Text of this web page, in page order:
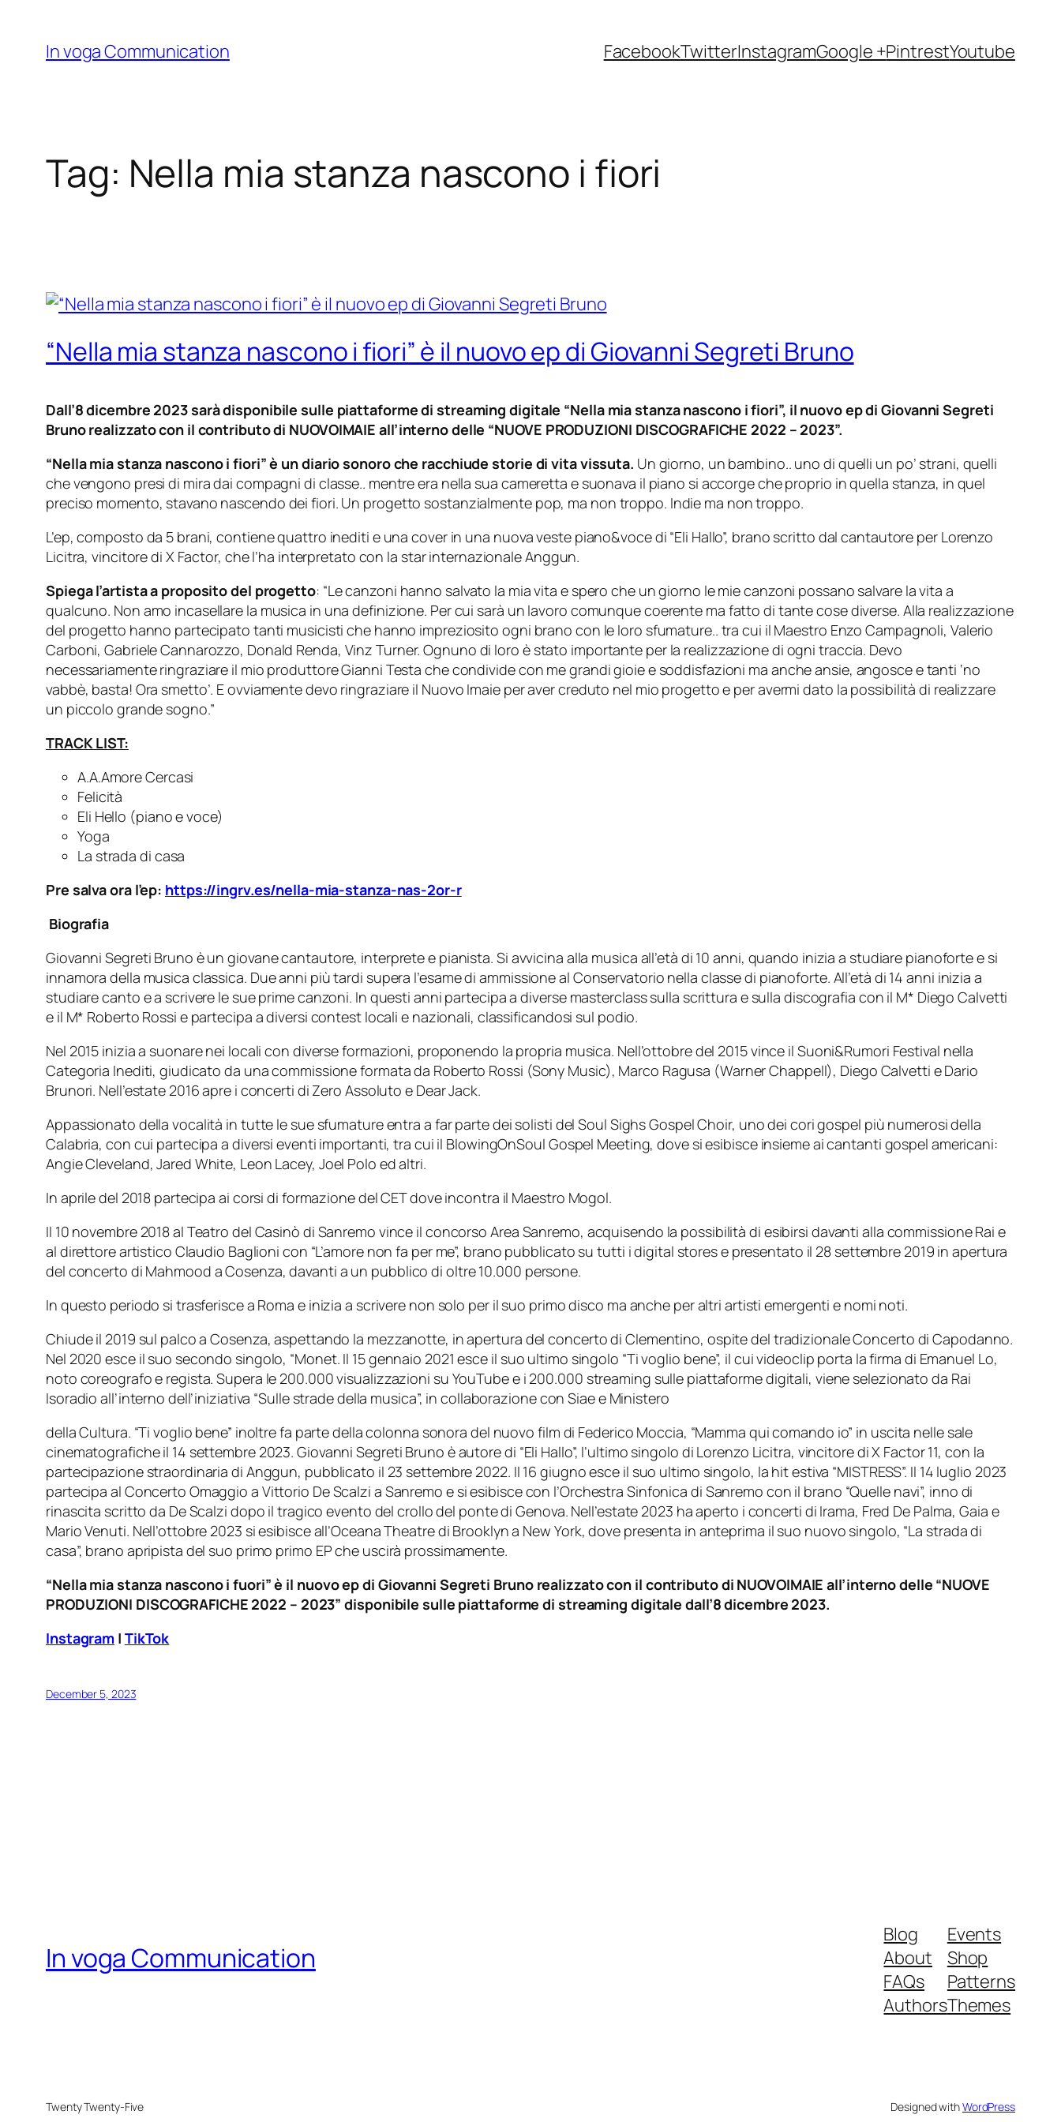
content
In voga Communication FacebookTwitterInstagramGoogle +PintrestYoutube
Tag: Nella mia stanza nascono i fiori
“Nella mia stanza nascono i fiori” è il nuovo ep di Giovanni Segreti Bruno
Dall’8 dicembre 2023 sarà disponibile sulle piattaforme di streaming digitale “Nella mia stanza nascono i fiori”, il nuovo ep di Giovanni Segreti
Bruno realizzato con il contributo di NUOVOIMAIE all’interno delle “NUOVE PRODUZIONI DISCOGRAFICHE 2022 – 2023”.
“Nella mia stanza nascono i fiori” è un diario sonoro che racchiude storie di vita vissuta. Un giorno, un bambino.. uno di quelli un po’ strani, quelli
che vengono presi di mira dai compagni di classe.. mentre era nella sua cameretta e suonava il piano si accorge che proprio in quella stanza, in quel
preciso momento, stavano nascendo dei fiori. Un progetto sostanzialmente pop, ma non troppo. Indie ma non troppo.
L’ep, composto da 5 brani, contiene quattro inediti e una cover in una nuova veste piano&voce di “Eli Hallo”, brano scritto dal cantautore per Lorenzo
Licitra, vincitore di X Factor, che l’ha interpretato con la star internazionale Anggun.
Spiega l’artista a proposito del progetto: “Le canzoni hanno salvato la mia vita e spero che un giorno le mie canzoni possano salvare la vita a
qualcuno. Non amo incasellare la musica in una definizione. Per cui sarà un lavoro comunque coerente ma fatto di tante cose diverse. Alla realizzazione
del progetto hanno partecipato tanti musicisti che hanno impreziosito ogni brano con le loro sfumature.. tra cui il Maestro Enzo Campagnoli, Valerio
Carboni, Gabriele Cannarozzo, Donald Renda, Vinz Turner. Ognuno di loro è stato importante per la realizzazione di ogni traccia. Devo
necessariamente ringraziare il mio produttore Gianni Testa che condivide con me grandi gioie e soddisfazioni ma anche ansie, angosce e tanti ‘no
vabbè, basta! Ora smetto’. E ovviamente devo ringraziare il Nuovo Imaie per aver creduto nel mio progetto e per avermi dato la possibilità di realizzare
un piccolo grande sogno.”
TRACK LIST:
A.A.Amore Cercasi
Felicità
Eli Hello (piano e voce)
Yoga
La strada di casa
Pre salva ora l’ep: https://ingrv.es/nella-mia-stanza-nas-2or-r
Biografia
Giovanni Segreti Bruno è un giovane cantautore, interprete e pianista. Si avvicina alla musica all’età di 10 anni, quando inizia a studiare pianoforte e si
innamora della musica classica. Due anni più tardi supera l’esame di ammissione al Conservatorio nella classe di pianoforte. All’età di 14 anni inizia a
studiare canto e a scrivere le sue prime canzoni. In questi anni partecipa a diverse masterclass sulla scrittura e sulla discografia con il M* Diego Calvetti
e il M* Roberto Rossi e partecipa a diversi contest locali e nazionali, classificandosi sul podio.
Nel 2015 inizia a suonare nei locali con diverse formazioni, proponendo la propria musica. Nell’ottobre del 2015 vince il Suoni&Rumori Festival nella
Categoria Inediti, giudicato da una commissione formata da Roberto Rossi (Sony Music), Marco Ragusa (Warner Chappell), Diego Calvetti e Dario
Brunori. Nell’estate 2016 apre i concerti di Zero Assoluto e Dear Jack.
Appassionato della vocalità in tutte le sue sfumature entra a far parte dei solisti del Soul Sighs Gospel Choir, uno dei cori gospel più numerosi della
Calabria, con cui partecipa a diversi eventi importanti, tra cui il BlowingOnSoul Gospel Meeting, dove si esibisce insieme ai cantanti gospel americani:
Angie Cleveland, Jared White, Leon Lacey, Joel Polo ed altri.
In aprile del 2018 partecipa ai corsi di formazione del CET dove incontra il Maestro Mogol.
Il 10 novembre 2018 al Teatro del Casinò di Sanremo vince il concorso Area Sanremo, acquisendo la possibilità di esibirsi davanti alla commissione Rai e
al direttore artistico Claudio Baglioni con “L’amore non fa per me”, brano pubblicato su tutti i digital stores e presentato il 28 settembre 2019 in apertura
del concerto di Mahmood a Cosenza, davanti a un pubblico di oltre 10.000 persone.
In questo periodo si trasferisce a Roma e inizia a scrivere non solo per il suo primo disco ma anche per altri artisti emergenti e nomi noti.
Chiude il 2019 sul palco a Cosenza, aspettando la mezzanotte, in apertura del concerto di Clementino, ospite del tradizionale Concerto di Capodanno.
Nel 2020 esce il suo secondo singolo, “Monet. Il 15 gennaio 2021 esce il suo ultimo singolo “Ti voglio bene”, il cui videoclip porta la firma di Emanuel Lo,
noto coreografo e regista. Supera le 200.000 visualizzazioni su YouTube e i 200.000 streaming sulle piattaforme digitali, viene selezionato da Rai
Isoradio all’interno dell’iniziativa “Sulle strade della musica”, in collaborazione con Siae e Ministero
della Cultura. “Ti voglio bene” inoltre fa parte della colonna sonora del nuovo film di Federico Moccia, “Mamma qui comando io” in uscita nelle sale
cinematografiche il 14 settembre 2023. Giovanni Segreti Bruno è autore di “Eli Hallo”, l’ultimo singolo di Lorenzo Licitra, vincitore di X Factor 11, con la
partecipazione straordinaria di Anggun, pubblicato il 23 settembre 2022. Il 16 giugno esce il suo ultimo singolo, la hit estiva “MISTRESS”. Il 14 luglio 2023
partecipa al Concerto Omaggio a Vittorio De Scalzi a Sanremo e si esibisce con l’Orchestra Sinfonica di Sanremo con il brano “Quelle navi”, inno di
rinascita scritto da De Scalzi dopo il tragico evento del crollo del ponte di Genova. Nell’estate 2023 ha aperto i concerti di Irama, Fred De Palma, Gaia e
Mario Venuti. Nell’ottobre 2023 si esibisce all’Oceana Theatre di Brooklyn a New York, dove presenta in anteprima il suo nuovo singolo, “La strada di
casa”, brano apripista del suo primo primo EP che uscirà prossimamente.
“Nella mia stanza nascono i fuori” è il nuovo ep di Giovanni Segreti Bruno realizzato con il contributo di NUOVOIMAIE all’interno delle “NUOVE
PRODUZIONI DISCOGRAFICHE 2022 – 2023”disponibile sulle piattaforme di streaming digitale dall’8 dicembre 2023.
Instagram | TikTok
December 5, 2023
In voga Communication
Blog
About
FAQs
Authors
Events
Shop
Patterns
Themes
Twenty Twenty-Five Designed withWordPress